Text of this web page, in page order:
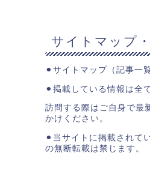
サイトマップ
⚫︎ サイトマップ（記事一覧
⚫︎掲載している情報は全
訪問する際はご自身で最
かけください。
⚫︎当サイトに掲載されて
の無断転載は禁じます。